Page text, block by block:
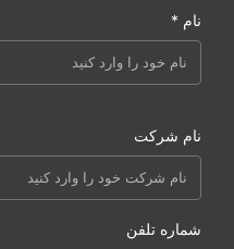
نام *
نام شرکت
شماره تلفن